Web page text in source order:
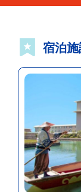
宿泊